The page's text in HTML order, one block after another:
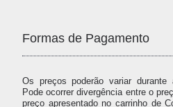
Formas de Pagamento
Os preços poderão variar
Pode ocorrer divergência entre o
preço apresentado no carrinho de